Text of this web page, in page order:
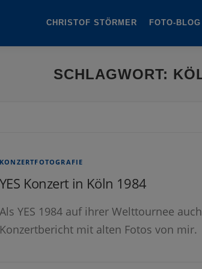
CHRISTOF STÖRMER FOTO-BLOG
SCHLAGWORT:
KONZERTFOTOGRAFIE
YES Konzert in Köln 1984
Als YES 1984 auf ihrer Welttournee
Konzertbericht mit alten Fotos von mir.